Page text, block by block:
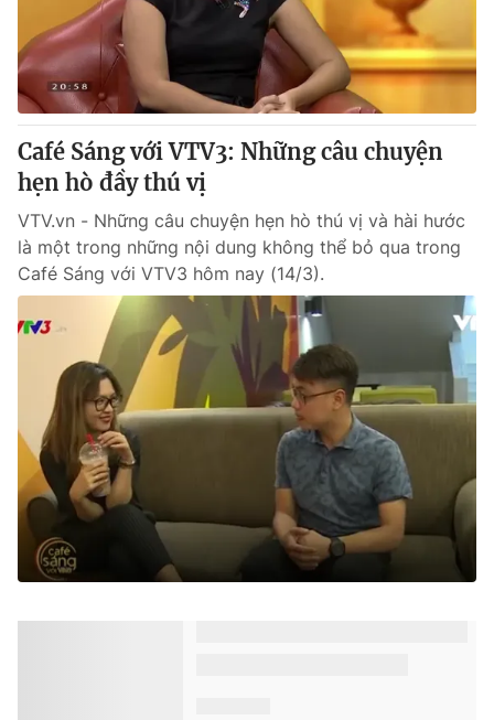
Café Sáng với VTV3: Những câu chuyện
hẹn hò đầy thú vị
VTV.vn - Những câu chuyện hẹn hò thú vị và hài hước
là một trong những nội dung không thể bỏ qua trong
Café Sáng với VTV3 hôm nay (14/3).